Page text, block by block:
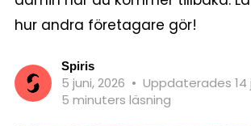
hur andra företagare gör!
Spiris
5 juni, 2026 • Uppdaterades 14
5 minuters läsning